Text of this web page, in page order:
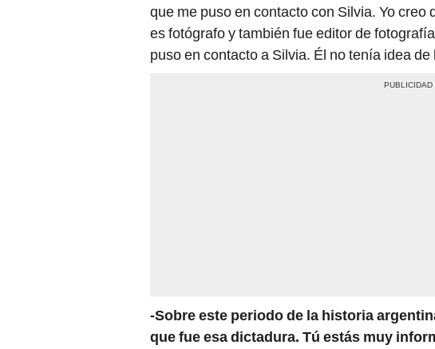
que me puso en contacto con Silvia. Yo creo
es fotógrafo y también fue editor de
puso en contacto a Silvia. Él no tenía idea de
-Sobre este periodo de la historia
que fue esa dictadura. Tú estás muy